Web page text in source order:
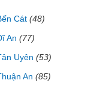
Cát (48)
An (77)
Uyên (53)
An (85)